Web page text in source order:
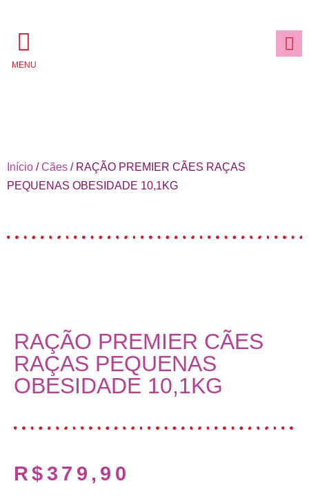
MENU
Início /Cães / RAÇÃO PREMIER CÃES RAÇAS
PEQUENAS OBESIDADE 10,1KG
RAÇÃO PREMIER CÃES
RAÇAS PEQUENAS
OBESIDADE 10,1KG
R$379,90